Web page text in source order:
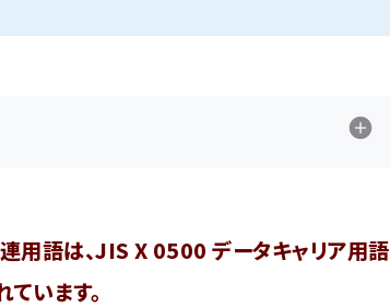
語は、JIS X 0500 データキャリア用語
います。